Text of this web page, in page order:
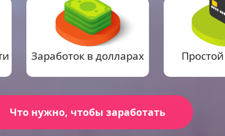
Заработок в долларах
Что нужно, чтобы заработать